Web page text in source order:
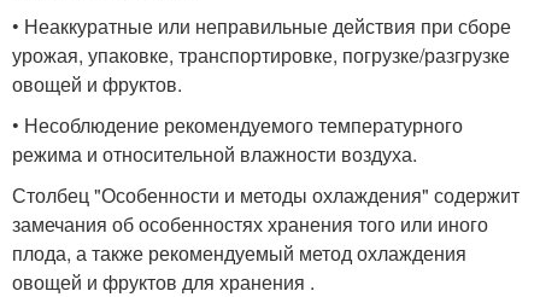
• Неаккуратные или неправильные действия при сборе
урожая, упаковке, транспортировке, погрузке/разгрузке
овощей и фруктов.
• Несоблюдение рекомендуемого температурного
режима и относительной влажности воздуха.
Столбец "Особенности и методы охлаждения" содержит
замечания об особенностях хранения того или иного
плода, а также рекомендуемый метод охлаждения
овощей и фруктов для хранения .